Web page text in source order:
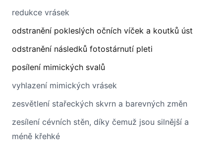
redukce vrásek
odstranění pokleslých očních víček a koutků úst
odstranění následků fotostárnutí pleti
posílení mimických svalů
vyhlazení mimických vrásek
zesvětlení stařeckých skvrn a barevných změn
zesílení cévních stěn, díky čemuž jsou silnější a
méně křehké